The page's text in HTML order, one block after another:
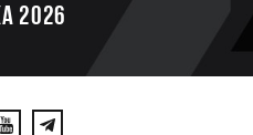
2026